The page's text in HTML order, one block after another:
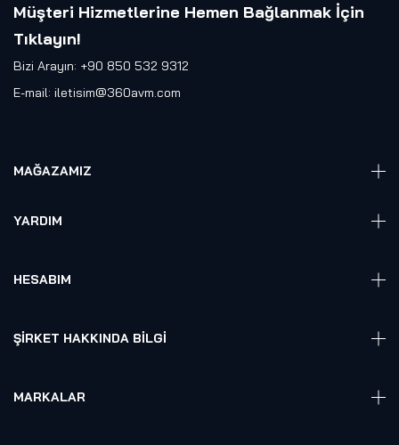
Müşteri Hizmetlerine Hemen Bağlanmak İçin
Tıklayın!
Bizi Arayın: +90 850 532 9312
E-mail: iletisim@360avm.com
MAĞAZAMIZ
VR Ready PC
Elektronik
YARDIM
HESABIM
Sepet
ŞIRKET HAKKINDA BILGI
Referanslarımız
MARKALAR